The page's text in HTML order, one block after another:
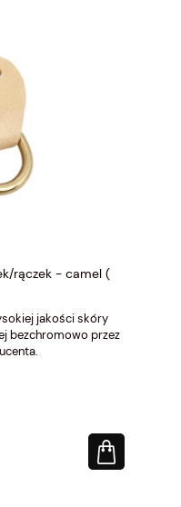
rączek - camel (
jakości skóry
bezchromowo przez